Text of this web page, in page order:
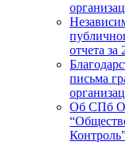
отчета за
письма
Об СПб